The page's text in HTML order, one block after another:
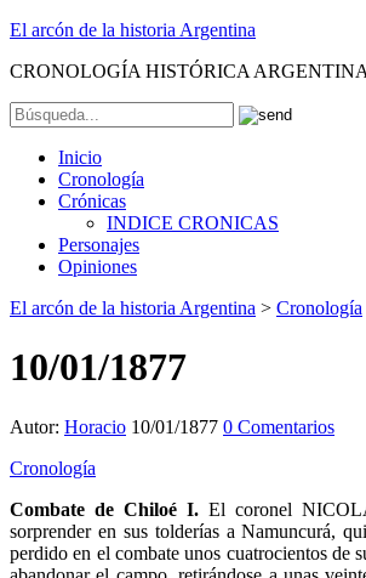
El arcón de la historia Argentina
CRONOLOGÍA HISTÓRICA
Inicio
Cronología
Crónicas
INDICE CRONICAS
Personajes
Opiniones
El arcón de la historia Argentina > Cronología
10/01/1877
Autor: Horacio 10/01/1877 0 Comentarios
Cronología
Combate de Chiloé I. El coronel
sorprender en sus tolderías a Namuncurá,
perdido en el combate unos cuatrocientos de